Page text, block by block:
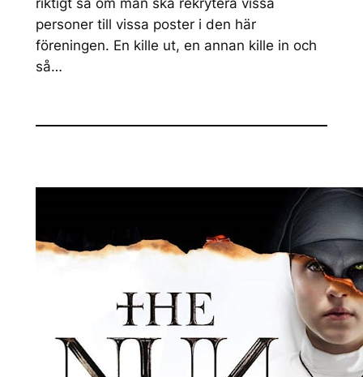
riktigt så om man ska rekrytera vissa
personer till vissa poster i den här
föreningen. En kille ut, en annan kille in och
så…